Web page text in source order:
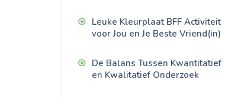
Leuke Kleurplaat BFF Activiteit
voor Jou en Je Beste Vriend(in)
De Balans Tussen Kwantitatief
en Kwalitatief Onderzoek